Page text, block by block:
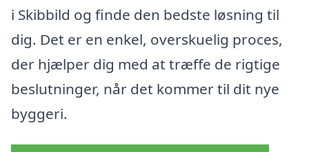
i Skibbild og finde den bedste løsning til
dig. Det er en enkel, overskuelig proces,
der hjælper dig med at træffe de rigtige
beslutninger, når det kommer til dit nye
byggeri.